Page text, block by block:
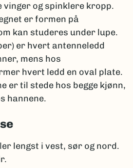
vinger og spinklere kropp.
er formen på
kan studeres under lupe.
er hvert antenneledd
mens hos
hvert ledd en oval plate.
er til stede hos begge kjønn,
hannene.
lengst i vest, sør og nord.